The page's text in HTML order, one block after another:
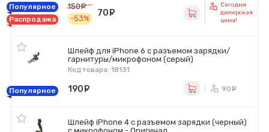
Популярное
Распродажа
150
руб.
-53%
70
Сегодня
дилерская
цена!
Шлейф для iPhone 6 с разъемом зарядки/
гарнитуры/микрофоном (серый)
Код товара: 18131
Популярное 190 90
Шлейф iPhone 4 с разъемом зарядки (черный)